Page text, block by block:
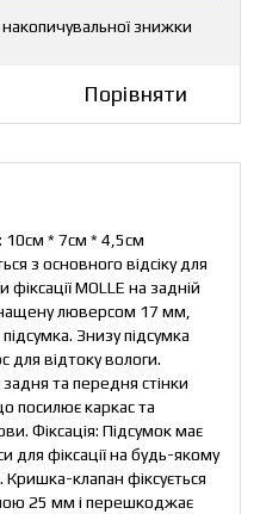
знижки
Порівняти
10см * 7см * 4,5см
з основного відсіку для
MOLLE на задній
люверсом 17 мм,
Знизу підсумка
відтоку вологи.
та передня стінки
посилює каркас та
Фіксація: Підсумок має
для фіксації на будь-якому
клапан фіксується
25 мм і перешкоджає